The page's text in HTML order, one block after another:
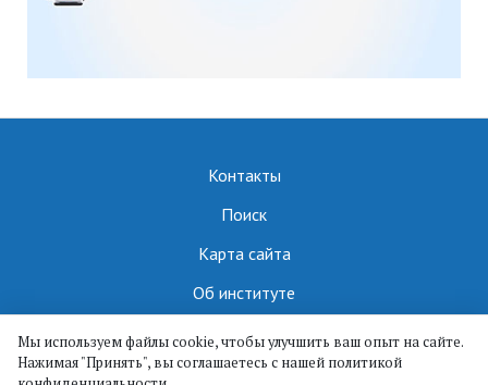
Контакты
Поиск
Карта сайта
Об институте
ИПМА КБНЦ РАН || ©
Мы используем файлы cookie, чтобы улучшить ваш опыт на сайте.
Нажимая "Принять", вы соглашаетесь с нашей политикой